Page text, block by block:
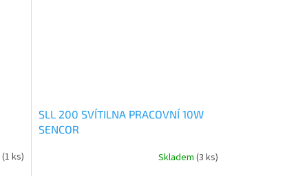
(1 ks)
SLL 200 SVÍTILNA PRACOVNÍ 10W
SENCOR
Skladem (3 ks)